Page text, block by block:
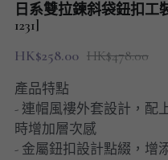
夾棉外套
九分褲
短褲
日系雙拉鍊斜袋鈕扣工
1231]
HK$258.00 HK$478.00
產品特點
- 連帽風褸外套設計，配
時增加層次感
- 金屬鈕扣設計點綴，增
頸鏈
男裝長袖T-SHIRT
HOT ITEMS